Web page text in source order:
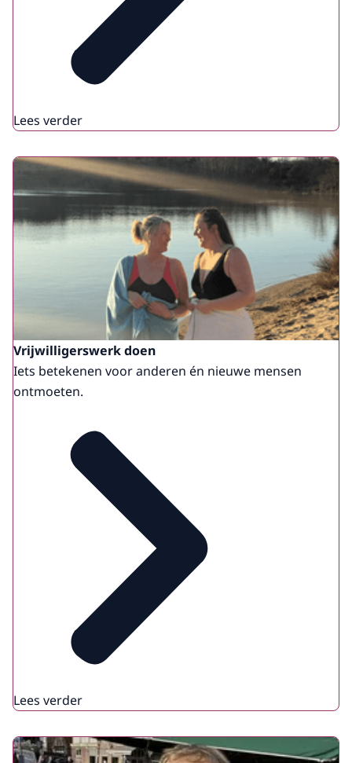
Lees verder
Vrijwilligerswerk doen
Iets betekenen voor anderen én nieuwe mensen
ontmoeten.
Lees verder